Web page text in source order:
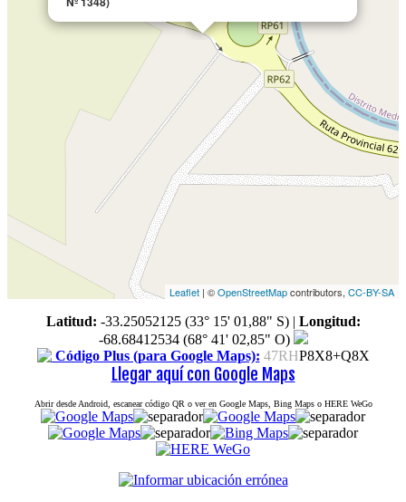
Leaflet | ©OpenStreetMapcontributors, CC-BY-SA
Latitud: -33.25052125 (33° 15' 01,88" S)| Longitud:
-68.68412534 (68° 41' 02,85" O)
Código Plus (para Google Maps): 47RHP8X8+Q8X
Llegar aquí con Google Maps
Abrir desde Android, escanear código QR o ver en Google Maps, Bing Maps o HERE WeGo